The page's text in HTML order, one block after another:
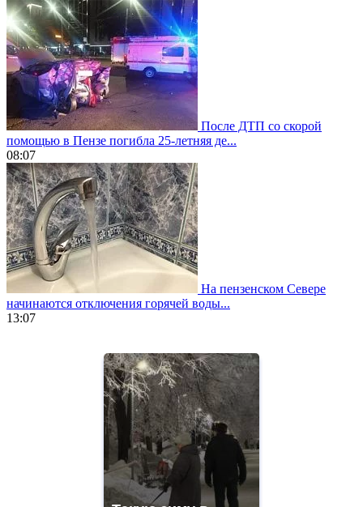
После ДТП со скорой
помощью в Пензе погибла 25-летняя де...
08:07
На пензенском Севере
начинаются отключения горячей воды...
13:07
https://gradewatches.to/